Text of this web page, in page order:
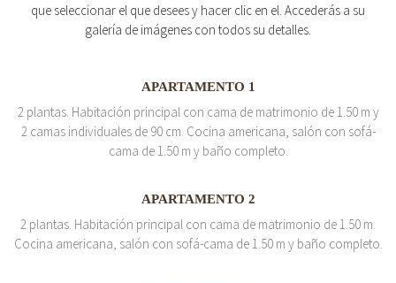
que seleccionar el que desees y hacer clic en el. Accederás a su
galería de imágenes con todos su detalles.
APARTAMENTO 1
2 plantas. Habitación principal con cama de matrimonio de 1.50 m y
2 camas individuales de 90 cm. Cocina americana, salón con sofá-
cama de 1.50 m y baño completo.
APARTAMENTO 2
2 plantas. Habitación principal con cama de matrimonio de 1.50 m.
Cocina americana, salón con sofá-cama de 1.50 m y baño completo.